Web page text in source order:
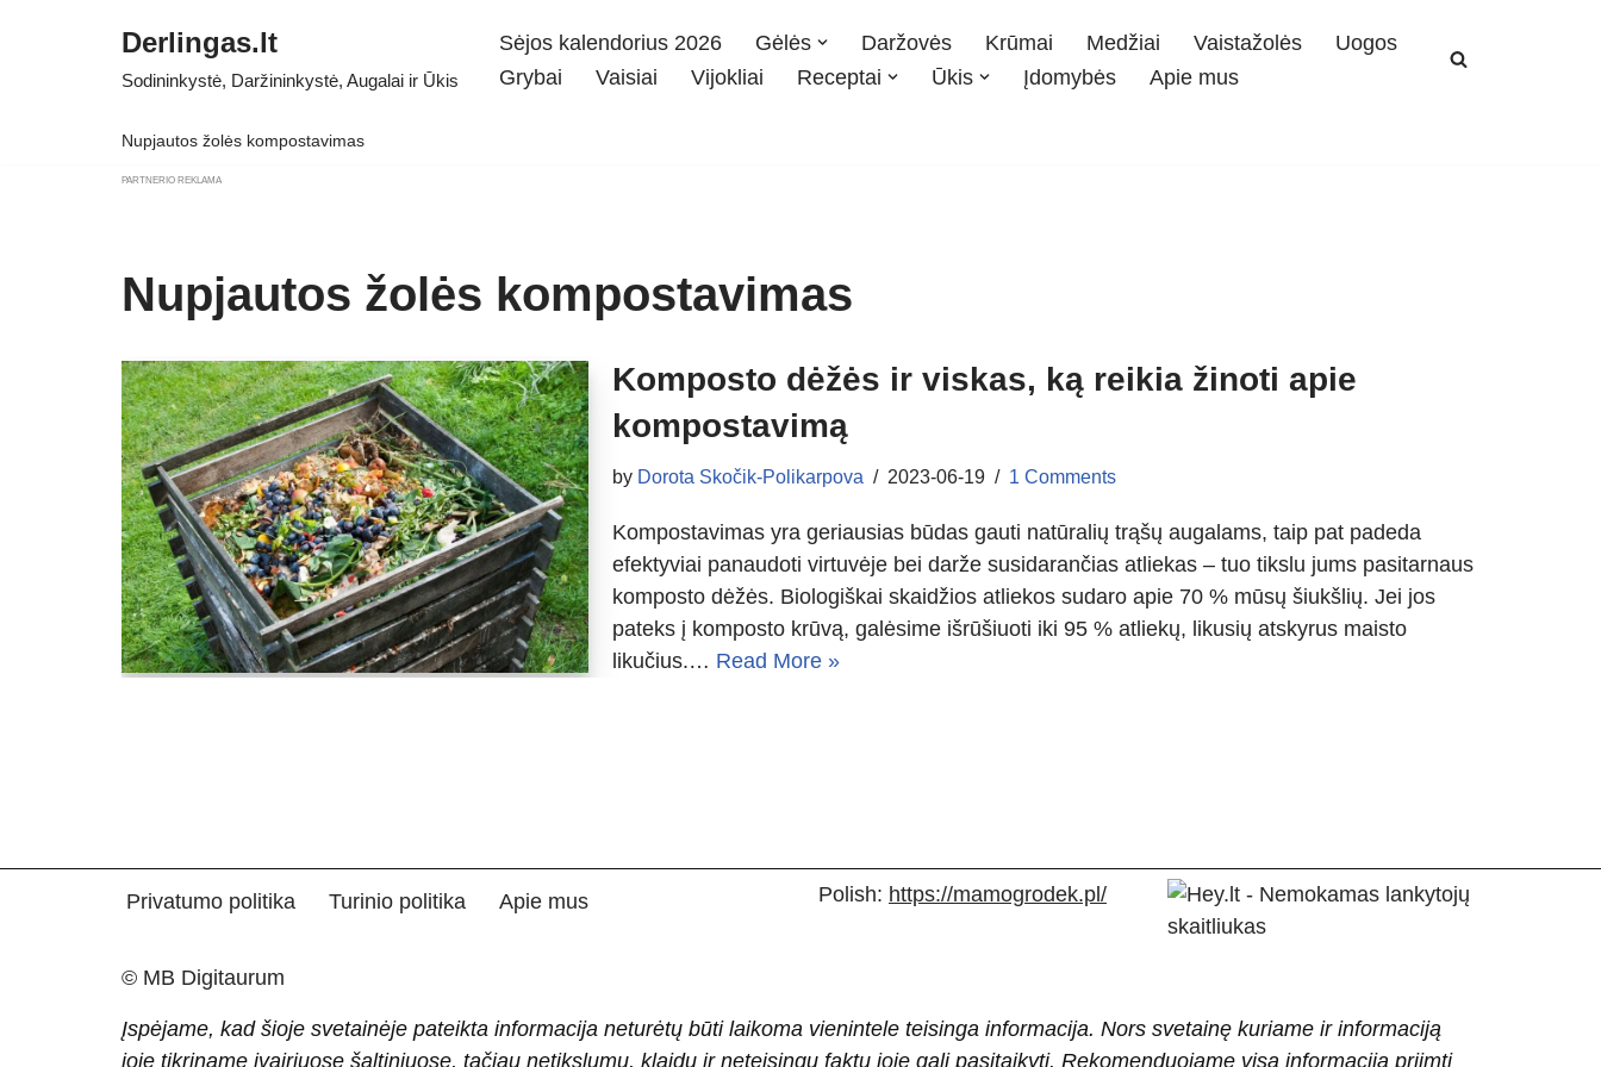
Derlingas.lt
Sodininkystė, Daržininkystė, Augalai ir Ūkis
Sėjos kalendorius 2026 Gėlės Daržovės Krūmai Medžiai Vaistažolės
Uogos
Grybai
Vaisiai Vijokliai Receptai Ūkis Įdomybės Apie mus
Nupjautos žolės kompostavimas
PARTNERIO REKLAMA
Nupjautos žolės kompostavimas
Komposto dėžės ir viskas, ką reikia žinoti apie
kompostavimą
by Dorota Skočik-Polikarpova 2023-06-19 1 Comments
Kompostavimas yra geriausias būdas gauti natūralių trąšų augalams, taip pat padeda
efektyviai panaudoti virtuvėje bei darže susidarančias atliekas – tuo tikslu jums pasitarnaus
komposto dėžės. Biologiškai skaidžios atliekos sudaro apie 70 % mūsų šiukšlių. Jei jos
pateks į komposto krūvą, galėsime išrūšiuoti iki 95 % atliekų, likusių atskyrus maisto
likučius.… Read More »
Privatumo politika Turinio politika Apie mus Polish: https://mamogrodek.pl/
© MB Digitaurum
Įspėjame, kad šioje svetainėje pateikta informacija neturėtų būti laikoma vienintele teisinga informacija. Nors svetainę kuriame ir informaciją
joje tikriname įvairiuose šaltiniuose, tačiau netikslumų, klaidų ir neteisingų faktų joje gali pasitaikyti. Rekomenduojame visą informaciją priimti